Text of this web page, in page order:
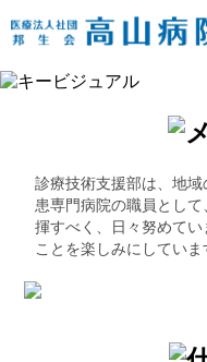
診療技術支援部は、地
患専門病院の職員とし
揮すべく、日々努めて
ことを楽しみにしていま